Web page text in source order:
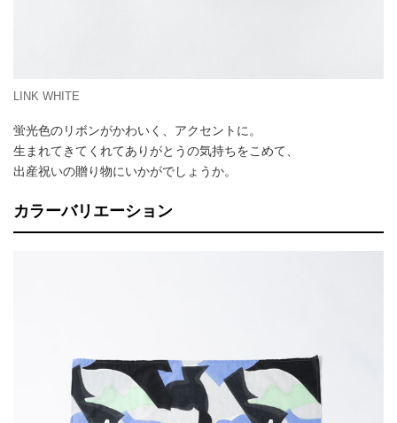
LINK WHITE
蛍光色のリボンがかわいく、アクセントに。
生まれてきてくれてありがとうの気持ちをこめて、
出産祝いの贈り物にいかがでしょうか。
カラーバリエーション